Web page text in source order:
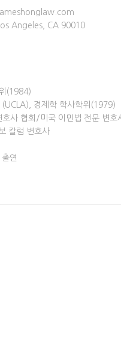
Angeles, CA 90010
(1984)
경제학 학사학위(1979)
사 협회/미국 이민법 전문 변호
칼럼 변호사
연